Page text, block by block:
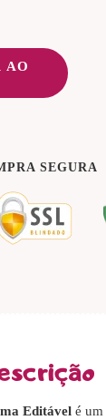
AO
SEGURA
Editável é